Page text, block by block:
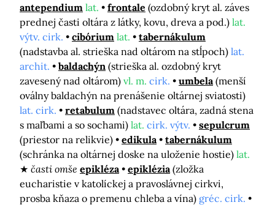
antependium lat. frontale (ozdobný kryt al. záves
prednej časti oltára z látky, kovu, dreva a pod.) lat.
výtv. cirk.
cibórium lat.
tabernákulum
(nadstavba al. strieška nad oltárom na stĺpoch) lat.
archit.
baldachýn (strieška al. ozdobný kryt
zavesený nad oltárom) vl. m. cirk. umbela (menší
oválny baldachýn na prenášenie oltárnej sviatosti)
lat. cirk.
retabulum (nadstavec oltára, zadná stena
s maľbami a so sochami) lat. cirk. výtv.
sepulcrum
(priestor na relikvie)
edikula
tabernákulum
(schránka na oltárnej doske na uloženie hostie) lat.
časti omše epikléza epiklézia (zložka
eucharistie v katolíckej a pravoslávnej cirkvi,
prosba kňaza o premenu chleba a vína) gréc. cirk.